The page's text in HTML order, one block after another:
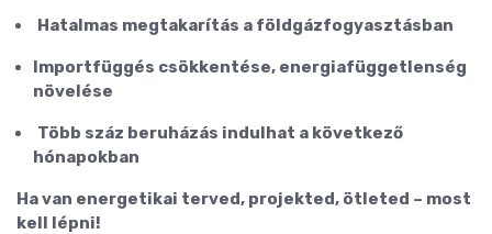
Hatalmas megtakarítás a földgázfogyasztásban
Importfüggés csökkentése, energiafüggetlenség
növelése
Több száz beruházás indulhat a következő
hónapokban
Ha van energetikai terved, projekted, ötleted – most
kell lépni!